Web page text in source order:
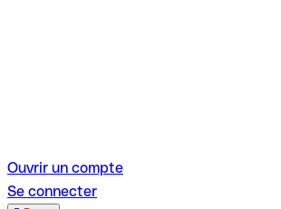
Ouvrir un compte
Se connecter